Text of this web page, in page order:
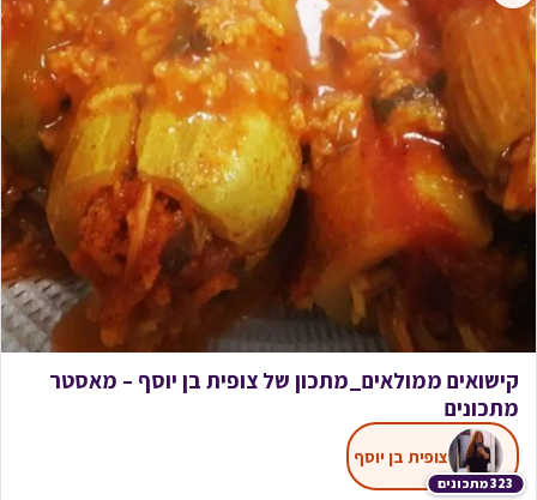
קישואים ממולאים_מתכון של צופית בן יוסף – מאסטר
מתכונים
323 מתכונים
צופית בן יוסף